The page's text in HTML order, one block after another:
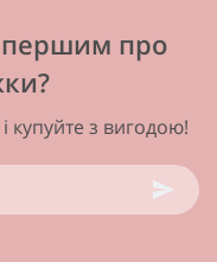
першим про
купуйте з вигодою!